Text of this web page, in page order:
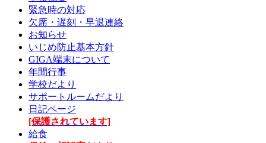
緊急時の対応
欠席・遅刻・早退連絡
お知らせ
いじめ防止基本方針
GIGA端末について
年間行事
学校だより
サポートルームだより
日記ページ
[保護されています]
給食